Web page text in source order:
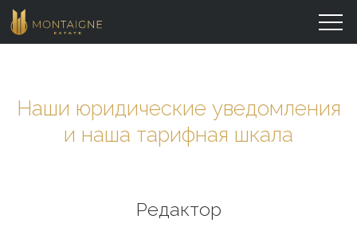
Наши юридические уведомления
и наша тарифная шкала
Редактор